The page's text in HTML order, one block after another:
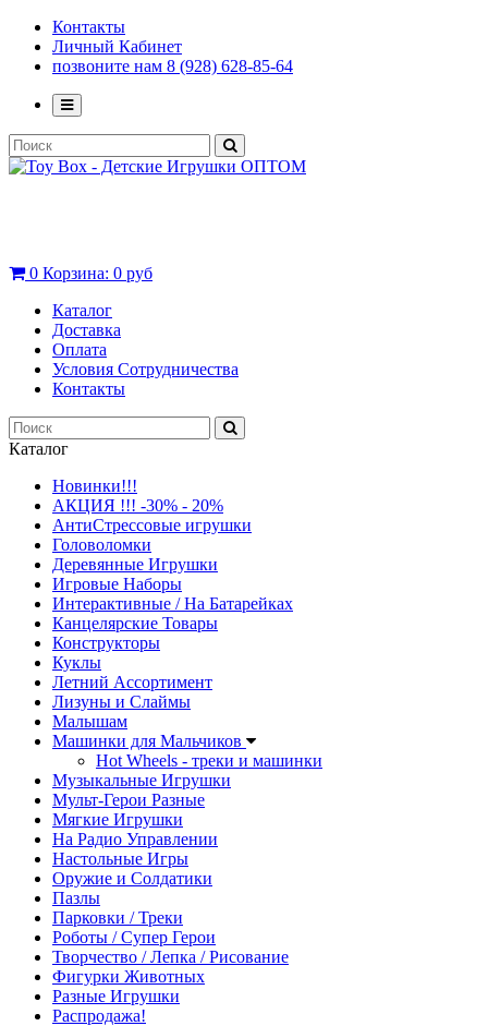
Контакты
Личный Кабинет
позвоните нам 8 (928) 628-85-64
0 Корзина: 0 руб
Каталог
Доставка
Оплата
Условия Сотрудничества
Контакты
Каталог
Новинки!!!
АКЦИЯ !!! -30% - 20%
АнтиСтрессовые игрушки
Головоломки
Деревянные Игрушки
Игровые Наборы
Интерактивные / На Батарейках
Канцелярские Товары
Конструкторы
Куклы
Летний Ассортимент
Лизуны и Слаймы
Малышам
Машинки для Мальчиков
Hot Wheels - треки и машинки
Музыкальные Игрушки
Мульт-Герои Разные
Мягкие Игрушки
На Радио Управлении
Настольные Игры
Оружие и Солдатики
Пазлы
Парковки / Треки
Роботы / Супер Герои
Творчество / Лепка / Рисование
Фигурки Животных
Разные Игрушки
Распродажа!